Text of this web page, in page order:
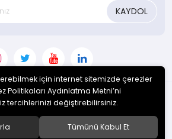
KAYDOL
ve Danışmanlık Hizm. San. Tic. A.Ş.
için internet sitemizde çerezler
Politikaları Aydınlatma Metni’ni
tercihlerinizi değiştirebilirsiniz.
Tümünü Kabul Et